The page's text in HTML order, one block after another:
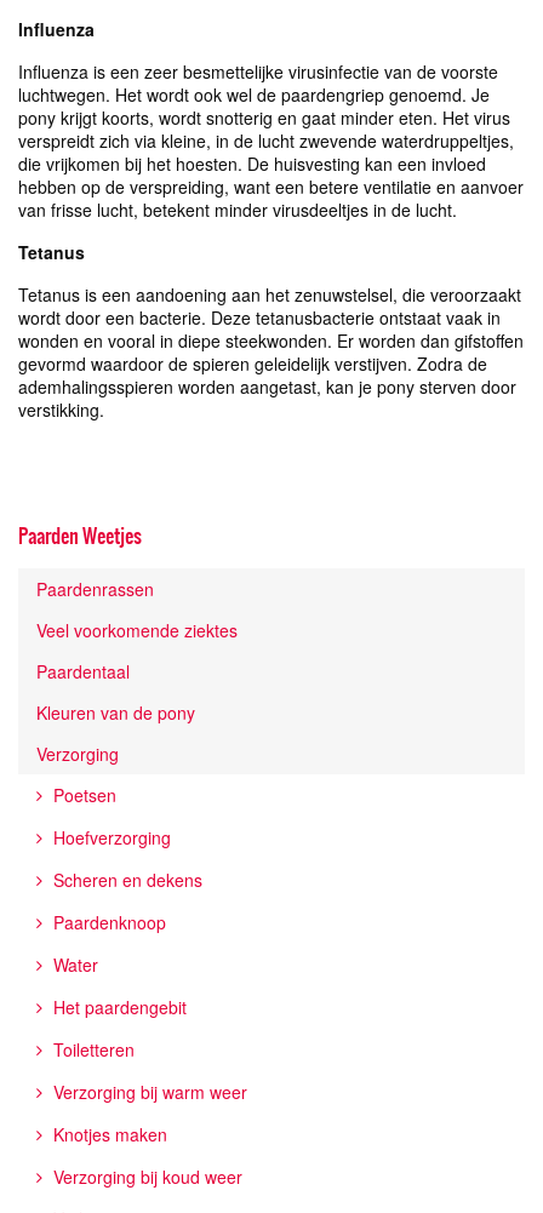
Influenza
Influenza is een zeer besmettelijke virusinfectie van de voorste
luchtwegen. Het wordt ook wel de paardengriep genoemd. Je
pony krijgt koorts, wordt snotterig en gaat minder eten. Het virus
verspreidt zich via kleine, in de lucht zwevende waterdruppeltjes,
die vrijkomen bij het hoesten. De huisvesting kan een invloed
hebben op de verspreiding, want een betere ventilatie en aanvoer
van frisse lucht, betekent minder virusdeeltjes in de lucht.
Tetanus
Tetanus is een aandoening aan het zenuwstelsel, die veroorzaakt
wordt door een bacterie. Deze tetanusbacterie ontstaat vaak in
wonden en vooral in diepe steekwonden. Er worden dan gifstoffen
gevormd waardoor de spieren geleidelijk verstijven. Zodra de
ademhalingsspieren worden aangetast, kan je pony sterven door
verstikking.
Paarden Weetjes
Paardenrassen
Veel voorkomende ziektes
Paardentaal
Kleuren van de pony
Verzorging
Poetsen
Hoefverzorging
Scheren en dekens
Paardenknoop
Water
Het paardengebit
Toiletteren
Verzorging bij warm weer
Knotjes maken
Verzorging bij koud weer